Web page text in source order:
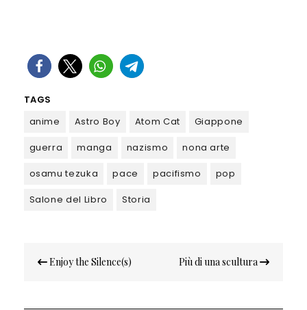
TAGS
anime
Astro Boy Atom Cat
Giappone
guerra
manga nazismo
nona arte
osamu tezuka
pace pacifismo
pop
Salone del Libro
Storia
Navigazione
Enjoy the Silence(s) Più di una scultura